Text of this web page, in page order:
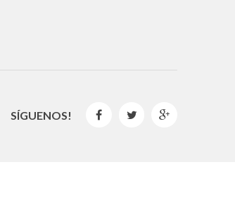
SÍGUENOS!   